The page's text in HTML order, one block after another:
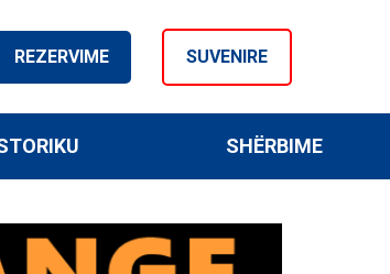
REZERVIME SUVENIRE
SHËRBIME